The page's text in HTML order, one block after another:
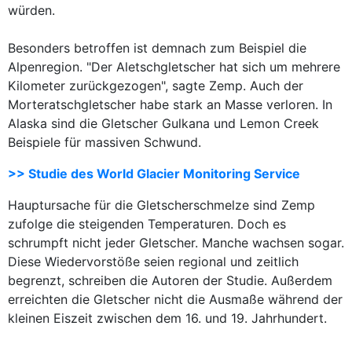
würden.
Besonders betroffen ist demnach zum Beispiel die
Alpenregion. "Der Aletschgletscher hat sich um mehrere
Kilometer zurückgezogen", sagte Zemp. Auch der
Morteratschgletscher habe stark an Masse verloren. In
Alaska sind die Gletscher Gulkana und Lemon Creek
Beispiele für massiven Schwund.
>> Studie des World Glacier Monitoring Service
Hauptursache für die Gletscherschmelze sind Zemp
zufolge die steigenden Temperaturen. Doch es
schrumpft nicht jeder Gletscher. Manche wachsen sogar.
Diese Wiedervorstöße seien regional und zeitlich
begrenzt, schreiben die Autoren der Studie. Außerdem
erreichten die Gletscher nicht die Ausmaße während der
kleinen Eiszeit zwischen dem 16. und 19. Jahrhundert.